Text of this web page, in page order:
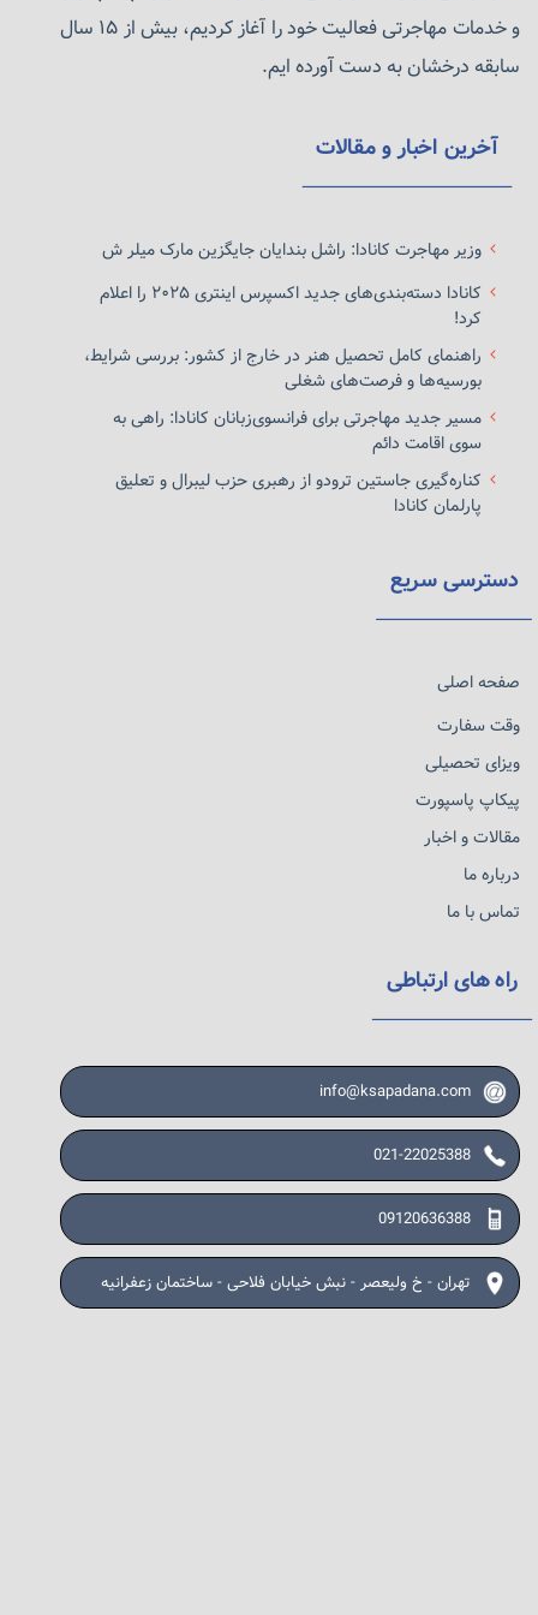
یک محیط پویا و راحت برای زندگی و کار هستند، شناخته می‌شود.
و خدمات مهاجرتی فعالیت خود را آغاز کردیم، بیش از ۱۵ سال
سابقه درخشان به دست آورده ایم.
آخرین اخبار و مقالات
وزیر مهاجرت کانادا: راشل بندایان جایگزین مارک میلر ش
کانادا دسته‌بندی‌های جدید اکسپرس اینتری ۲۰۲۵ را اعلام
کرد!
راهنمای کامل تحصیل هنر در خارج از کشور: بررسی شرایط،
بورسیه‌ها و فرصت‌های شغلی
مسیر جدید مهاجرتی برای فرانسوی‌زبانان کانادا: راهی به
سوی اقامت دائم
کناره‌گیری جاستین ترودو از رهبری حزب لیبرال و تعلیق
پارلمان کانادا
دسترسی سریع
صفحه اصلی
وقت سفارت
ویزای تحصیلی
پیکاپ پاسپورت
مقالات و اخبار
درباره ما
تماس با ما
راه های ارتباطی
info@ksapadana.com
021-22025388
09120636388
تهران - خ ولیعصر - نبش خیابان فلاحی - ساختمان زعفرانیه